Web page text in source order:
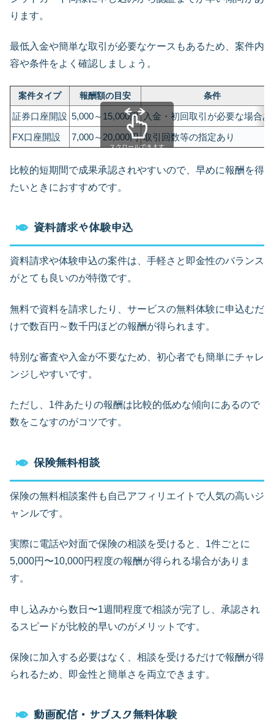
ります。
最低入金や簡単な取引が必要なケースもあるため、案件内
容や条件をよく確認しましょう。
案件タイプ 報酬額の目安 条件
証券口座開設 5,000～15,000円 入金・初回取引が必要な場合あ
FX口座開設
7,000～20,000円 取引回数等の指定あり
スクロールできます
比較的短期間で成果承認されやすいので、早めに報酬を得
たいときにおすすめです。
資料請求や体験申込
資料請求や体験申込の案件は、手軽さと即金性のバランス
がとても良いのが特徴です。
無料で資料を請求したり、サービスの無料体験に申込むだ
けで数百円～数千円ほどの報酬が得られます。
特別な審査や入金が不要なため、初心者でも簡単にチャレ
ンジしやすいです。
ただし、1件あたりの報酬は比較的低めな傾向にあるので
数をこなすのがコツです。
保険無料相談
保険の無料相談案件も自己アフィリエイトで人気の高いジ
ャンルです。
実際に電話や対面で保険の相談を受けると、1件ごとに
5,000円〜10,000円程度の報酬が得られる場合がありま
す。
申し込みから数日〜1週間程度で相談が完了し、承認され
るスピードが比較的早いのがメリットです。
保険に加入する必要はなく、相談を受けるだけで報酬が得
られるため、即金性と簡単さを両立できます。
動画配信・サブスク無料体験